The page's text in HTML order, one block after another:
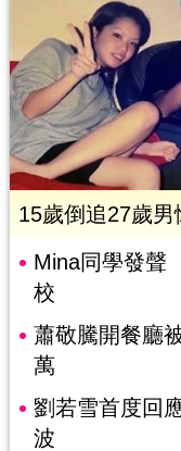
15歲倒追27歲
Mina同學發聲
校
蕭敬騰開餐廳
萬
劉若雪首度回
波